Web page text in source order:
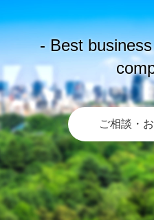
- Best
ご相談・